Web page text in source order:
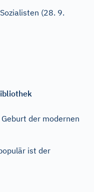
(28. 9.
der modernen
ist der